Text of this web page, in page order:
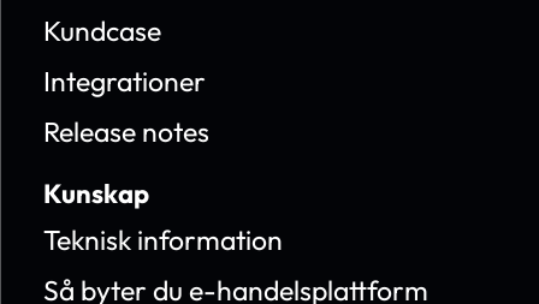
Kundcase
Integrationer
Release notes
Kunskap
Teknisk information
Så byter du e-handelsplattform